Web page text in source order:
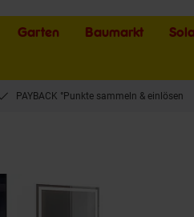
Garten Baumarkt
PAYBACK °Punkte sammeln & einlösen